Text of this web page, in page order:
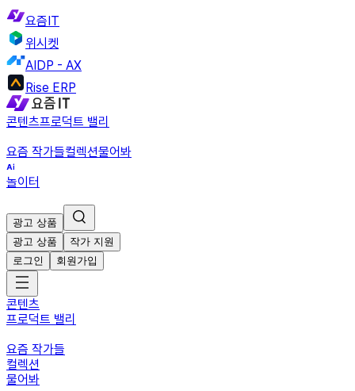
요즘IT
위시켓
AIDP - AX
Rise ERP
콘텐츠프로덕트 밸리
요즘 작가들컬렉션물어봐
놀이터
광고 상품
광고 상품
작가 지원
로그인
회원가입
콘텐츠
프로덕트 밸리
요즘 작가들
컬렉션
물어봐